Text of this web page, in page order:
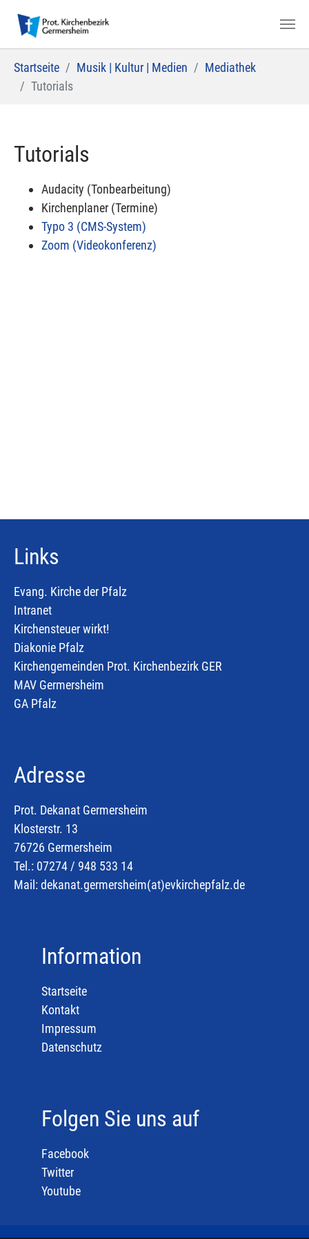
Startseite Musik | Kultur | Medien
Mediathek
Tutorials
Tutorials
Audacity (Tonbearbeitung)
Kirchenplaner (Termine)
Typo 3 (CMS-System)
Zoom (Videokonferenz)
Links
Evang. Kirche der Pfalz
Intranet
Kirchensteuer wirkt!
Diakonie Pfalz
Kirchengemeinden Prot. Kirchenbezirk GER
MAV Germersheim
GA Pfalz
Adresse
Prot. Dekanat Germersheim
Klosterstr. 13
76726 Germersheim
Tel.: 07274 / 948 533 14
Mail:dekanat.germersheim(at)evkirchepfalz.de
Information
Startseite
Kontakt
Impressum
Datenschutz
Folgen Sie uns auf
Facebook
Twitter
Youtube